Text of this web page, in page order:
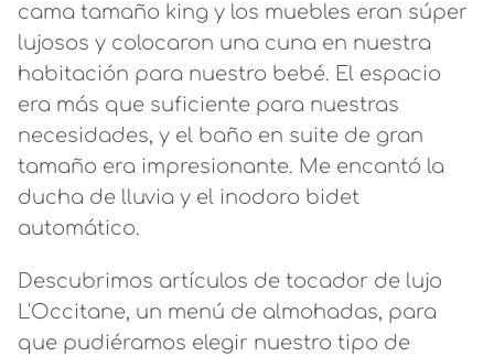
cama tamaño king y los muebles eran súper
lujosos y colocaron una cuna en nuestra
habitación para nuestro bebé. El espacio
era más que suficiente para nuestras
necesidades, y el baño en suite de gran
tamaño era impresionante. Me encantó la
ducha de lluvia y el inodoro bidet
automático.
Descubrimos artículos de tocador de lujo
L'Occitane, un menú de almohadas, para
que pudiéramos elegir nuestro tipo de